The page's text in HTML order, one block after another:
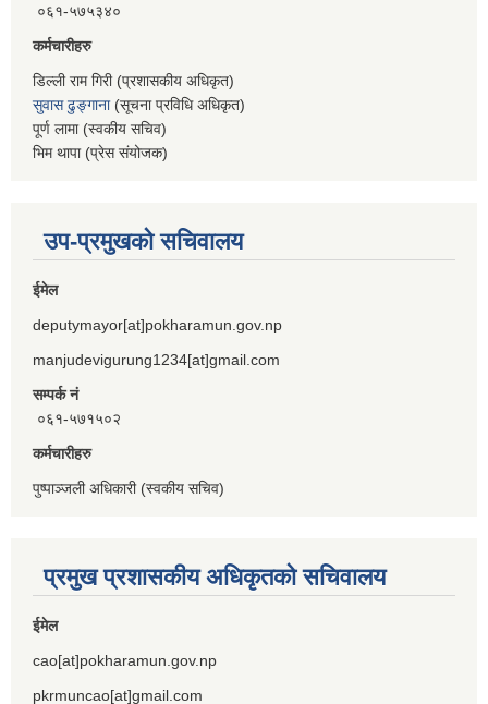
०६१-५७५३४०
कर्मचारीहरु
डिल्ली राम गिरी (प्रशासकीय अधिकृत)
सुवास ढुङ्गाना(सूचना प्रविधि अधिकृत)
पूर्ण लामा (स्वकीय सचिव)
भिम थापा (प्रेस संयोजक)
उप-प्रमुखको सचिवालय
ईमेल
deputymayor[at]pokharamun.gov.np
manjudevigurung1234[at]gmail.com
सम्पर्क नं
०६१-५७१५०२
कर्मचारीहरु
पुष्पाञ्जली अधिकारी (स्वकीय सचिव)
प्रमुख प्रशासकीय अधिकृतको सचिवालय
ईमेल
cao[at]pokharamun.gov.np
pkrmuncao[at]gmail.com